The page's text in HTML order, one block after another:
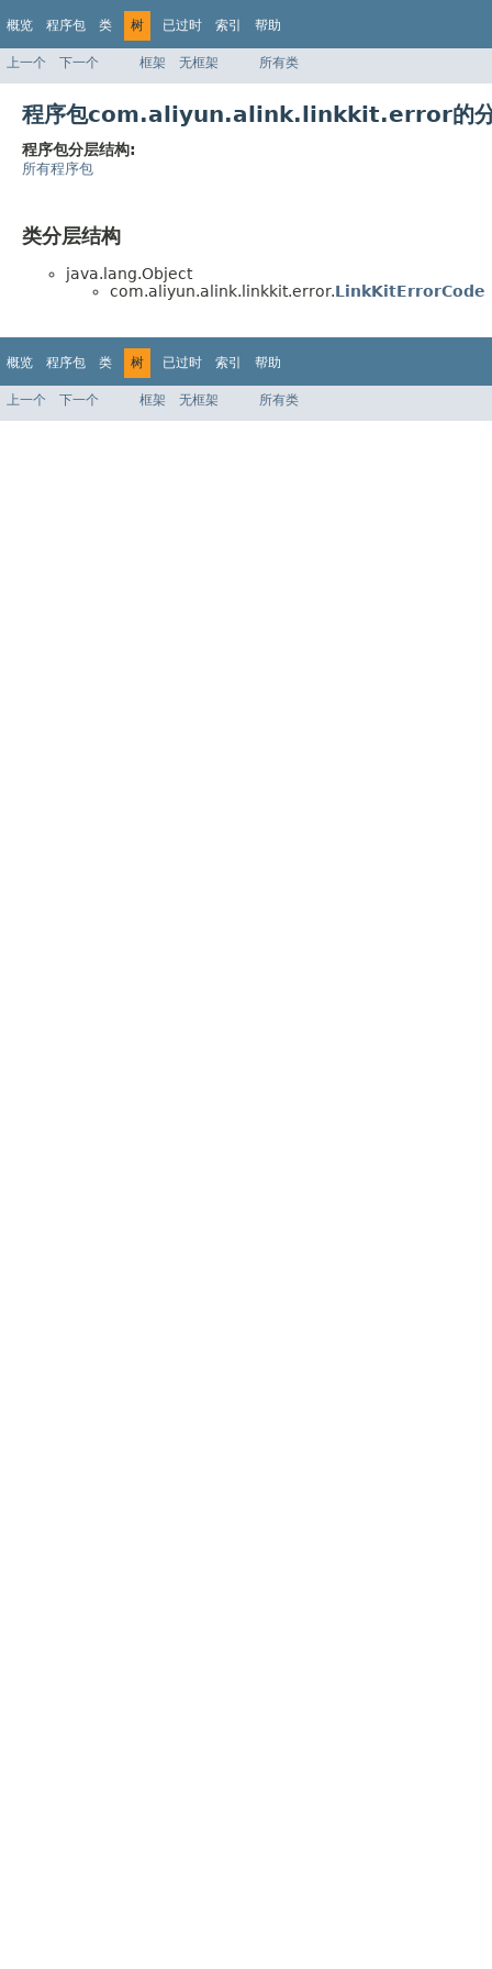
概览 程序包 类 树 已过时 索引 帮助
上一个 下一个 框架 无框架 所有类
程序包com.aliyun.alink.linkkit.error的分
程序包分层结构:
所有程序包
类分层结构
java.lang.Object
com.aliyun.alink.linkkit.error.LinkKitErrorCode
概览 程序包 类 树 已过时 索引 帮助
上一个 下一个 框架 无框架 所有类